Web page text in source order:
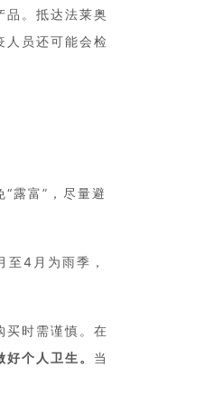
品。抵达法莱奥
人员还可能会检
露富”，尽量避
4月为雨季，
买时需谨慎。在
个人卫生。 当